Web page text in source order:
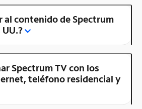
al contenido de Spectrum
Spectrum TV con los
teléfono residencial y